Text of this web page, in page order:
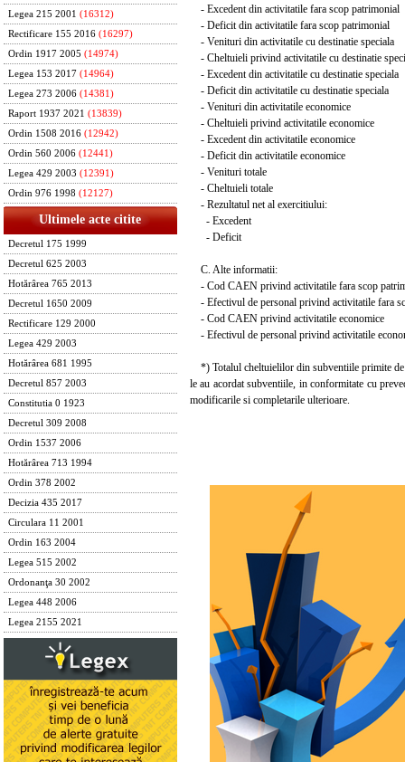
Legea 215 2001 (16312)
Rectificare 155 2016 (16297)
Ordin 1917 2005 (14974)
Legea 153 2017 (14964)
Legea 273 2006 (14381)
Raport 1937 2021 (13839)
Ordin 1508 2016 (12942)
Ordin 560 2006 (12441)
Legea 429 2003 (12391)
Ordin 976 1998 (12127)
Ultimele acte citite
Decretul 175 1999
Decretul 625 2003
Hotărârea 765 2013
Decretul 1650 2009
Rectificare 129 2000
Legea 429 2003
Hotărârea 681 1995
Decretul 857 2003
Constitutia 0 1923
Decretul 309 2008
Ordin 1537 2006
Hotărârea 713 1994
Ordin 378 2002
Decizia 435 2017
Circulara 11 2001
Ordin 163 2004
Legea 515 2002
Ordonanţa 30 2002
Legea 448 2006
Legea 2155 2021
- Excedent din activitatile fara scop patrimonial
- Deficit din activitatile fara scop patrimonial
- Venituri din activitatile cu destinatie speciala
- Cheltuieli privind activitatile cu destinatie
- Excedent din activitatile cu destinatie speciala
- Deficit din activitatile cu destinatie speciala
- Venituri din activitatile economice
- Cheltuieli privind activitatile economice
- Excedent din activitatile economice
- Deficit din activitatile economice
- Venituri totale
- Cheltuieli totale
- Rezultatul net al exercitiului:
- Excedent
- Deficit
C. Alte informatii:
- Cod CAEN privind activitatile fara scop
- Efectivul de personal privind activitatile fara
- Cod CAEN privind activitatile economice
- Efectivul de personal privind activitatile
*) Totalul cheltuielilor din subventiile primite de
le au acordat subventiile, in conformitate cu
modificarile si completarile ulterioare.